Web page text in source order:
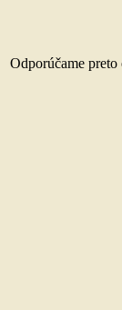
Odporúčame